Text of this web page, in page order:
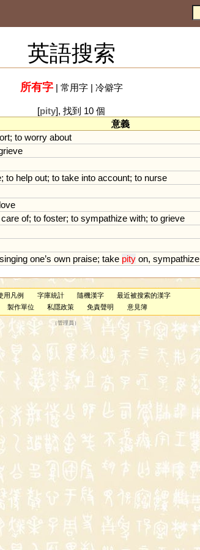
英語搜索
所有字| 常用字| 冷僻字
[pity], 找到 10 個
意義
; to worry about
; to help out; to take into account; to nurse
love
care of; to foster; to sympathize with; to grieve
singing one’s own praise; take pity on, sympathize
用凡例 字庫統計 隨機漢字
最近被搜索的漢字
製作單位 私隱政策 免責聲明 意見簿
（管理員 ）